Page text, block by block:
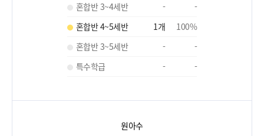
혼합반 3~4세반
-
-
혼합반 4~5세반
1개 100%
혼합반 3~5세반
-
-
특수학급
- -
원아수